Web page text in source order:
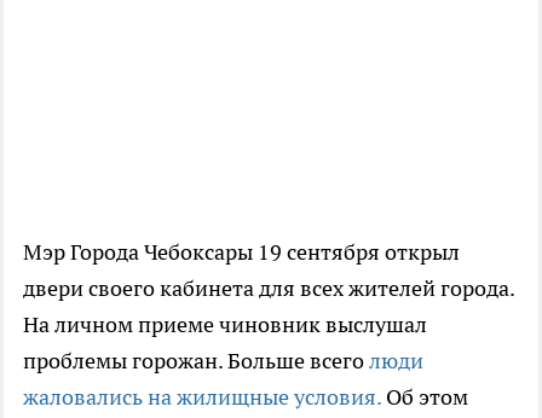
Мэр Города Чебоксары 19 сентября открыл
двери своего кабинета для всех жителей города.
На личном приеме чиновник выслушал
проблемы горожан. Больше всеголюди
жаловались на жилищные условия. Об этом